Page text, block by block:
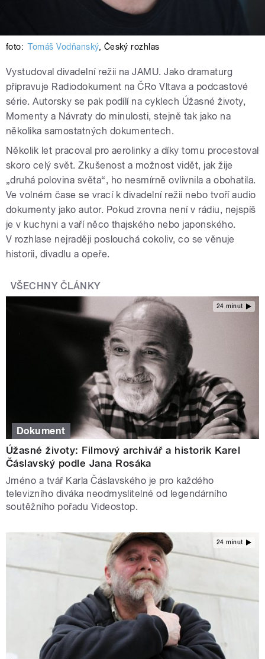
foto: Tomáš Vodňanský, Český rozhlas
Vystudoval divadelní režii na JAMU. Jako dramaturg
připravuje Radiodokument na ČRo Vltava a podcastové
série. Autorsky se pak podílí na cyklech Úžasné životy,
Momenty a Návraty do minulosti, stejně tak jako na
několika samostatných dokumentech.
Několik let pracoval pro aerolinky a díky tomu procestoval
skoro celý svět. Zkušenost a možnost vidět, jak žije
„druhá polovina světa“, ho nesmírně ovlivnila a obohatila.
Ve volném čase se vrací k divadelní režii nebo tvoří audio
dokumenty jako autor. Pokud zrovna není v rádiu, nejspíš
je v kuchyni a vaří něco thajského nebo japonského.
V rozhlase nejraději poslouchá cokoliv, co se věnuje
historii, divadlu a opeře.
VŠECHNY ČLÁNKY
24 minut
Dokument
Úžasné životy: Filmový archivář a historik Karel
Čáslavský podle Jana Rosáka
Jméno a tvář Karla Čáslavského je pro každého
televizního diváka neodmyslitelné od legendárního
soutěžního pořadu Videostop.
24 minut